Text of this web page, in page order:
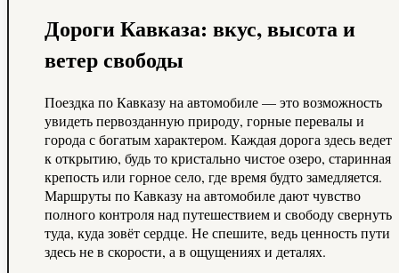
Дороги Кавказа: вкус, высота и
ветер свободы
Поездка по Кавказу на автомобиле — это возможность
увидеть первозданную природу, горные перевалы и
города с богатым характером. Каждая дорога здесь ведет
к открытию, будь то кристально чистое озеро, старинная
крепость или горное село, где время будто замедляется.
Маршруты по Кавказу на автомобиле дают чувство
полного контроля над путешествием и свободу свернуть
туда, куда зовёт сердце. Не спешите, ведь ценность пути
здесь не в скорости, а в ощущениях и деталях.